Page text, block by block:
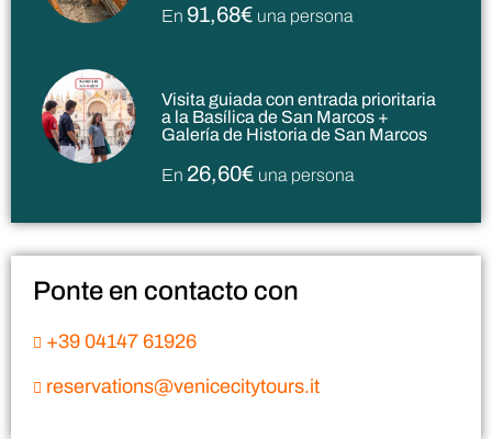
En 91,68€ una persona
Visita guiada con entrada prioritaria
a la Basílica de San Marcos +
Galería de Historia de San Marcos
En 26,60€ una persona
Ponte en contacto con
+39 04147 61926
reservations@venicecitytours.it